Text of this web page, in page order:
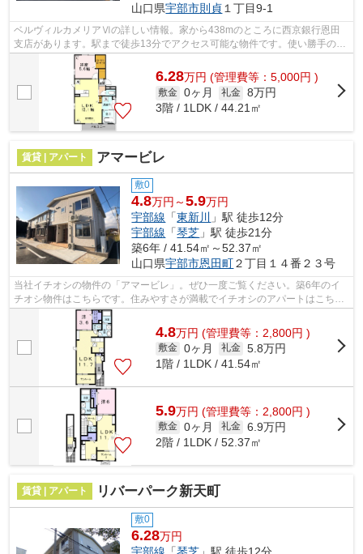
山口県宇部市則貞 １丁目9-1
ベルヴィルカメリアⅥの詳しい情報。家から438mのところに西京銀行恩田
支店があります。駅まで徒歩13分でアクセス可能な物件です。使い勝手の良
いアパートでイチオシの物件です。できる...
6.28万円 (管理費等：5,000円 )
敷金 0ヶ月 礼金 8万円
3階 / 1LDK / 44.21㎡
賃貸 | アパート アマービレ
敷0
4.8万円～5.9万円
宇部線 「東新川
」駅 徒歩12分
宇部線 「琴芝 」駅 徒歩21分
築6年 / 41.54㎡～52.37㎡
山口県宇部市恩田町２丁目１４番２３号
当社イチオシの物件の「アマービレ」。ぜひ一度ご覧ください。築6年のイ
チオシ物件はこちらです。住みやすさが満載でイチオシのアパートはこちら
です。宇部市で新しい住まいをお求めの...
4.8万円 (管理費等：2,800円 )
敷金 0ヶ月 礼金 5.8万円
1階 / 1LDK / 41.54㎡
5.9万円 (管理費等：2,800円 )
敷金 0ヶ月 礼金 6.9万円
2階 / 1LDK / 52.37㎡
賃貸 | アパート リバーパーク新天町
敷0
6.28万円